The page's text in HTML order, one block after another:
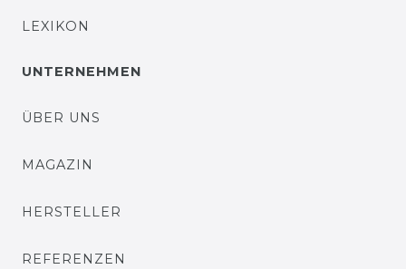
LEXIKON
UNTERNEHMEN
ÜBER UNS
MAGAZIN
HERSTELLER
REFERENZEN